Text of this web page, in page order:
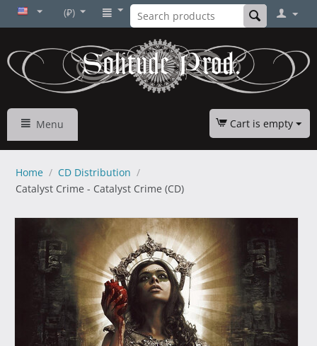
(₽)
Menu Cart is empty
Home / CD Distribution /
Catalyst Crime - Catalyst Crime (CD)